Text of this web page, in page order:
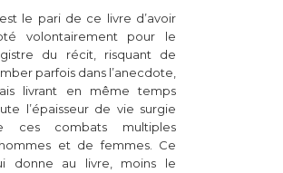
le pari de ce livre d’avoir
volontairement pour le
du récit, risquant de
parfois dans l’anecdote,
livrant en même temps
l’épaisseur de vie surgie
ces combats multiples
et de femmes. Ce
donne au livre, moins le